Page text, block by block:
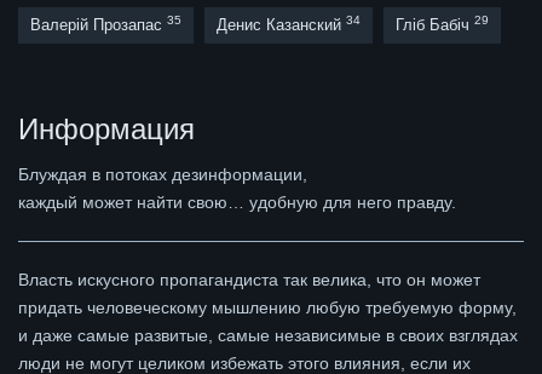
Валерій Прозапас 35 Денис Казанский 34 Гліб Бабіч 29
Информация
Блуждая в потоках дезинформации,
каждый может найти свою… удобную для него правду.
Власть искусного пропагандиста так велика, что он может
придать человеческому мышлению любую требуемую форму,
и даже самые развитые, самые независимые в своих взглядах
люди не могут целиком избежать этого влияния, если их